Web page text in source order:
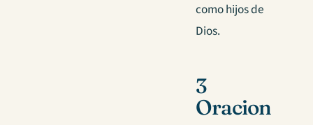
como hijos de
Dios.
3
Oracion